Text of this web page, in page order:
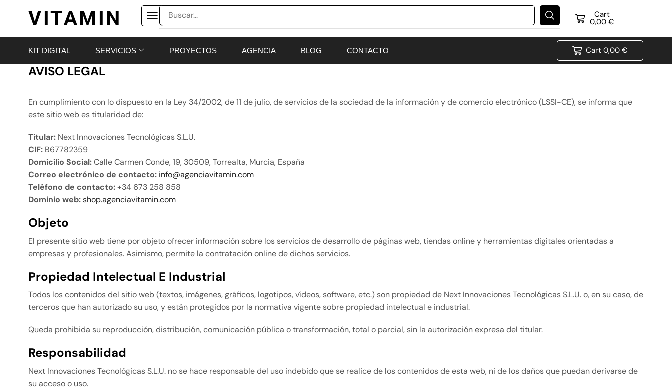
VITAMIN Cart
0,00€
KIT DIGITAL SERVICIOS PROYECTOS AGENCIA BLOG CONTACTO Cart 0,00 €
AVISO LEGAL
En cumplimiento con lo dispuesto en la Ley 34/2002, de 11 de julio, de servicios de la sociedad de la información y de comercio electrónico (LSSI-CE), se informa que
este sitio web es titularidad de:
Titular: Next Innovaciones Tecnológicas S.L.U.
CIF: B67782359
Domicilio Social:Calle Carmen Conde, 19, 30509, Torrealta, Murcia, España
Correo electrónico de contacto: info@agenciavitamin.com
Teléfono de contacto:+34 673 258 858
Dominio web:shop.agenciavitamin.com
Objeto
El presente sitio web tiene por objeto ofrecer información sobre los servicios de desarrollo de páginas web, tiendas online y herramientas digitales orientadas a
empresas y profesionales. Asimismo, permite la contratación online de dichos servicios.
Propiedad Intelectual E Industrial
Todos los contenidos del sitio web (textos, imágenes, gráficos, logotipos, vídeos, software, etc.) son propiedad de Next Innovaciones Tecnológicas S.L.U. o, en su caso, de
terceros que han autorizado su uso, y están protegidos por la normativa vigente sobre propiedad intelectual e industrial.
Queda prohibida su reproducción, distribución, comunicación pública o transformación, total o parcial, sin la autorización expresa del titular.
Responsabilidad
Next Innovaciones Tecnológicas S.L.U. no se hace responsable del uso indebido que se realice de los contenidos de esta web, ni de los daños que puedan derivarse de
su acceso o uso.